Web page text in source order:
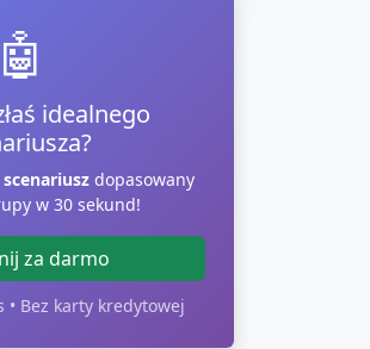
🤖
idealnego
scenariuszdopasowany
w 30 sekund!
za darmo
Bez karty kredytowej